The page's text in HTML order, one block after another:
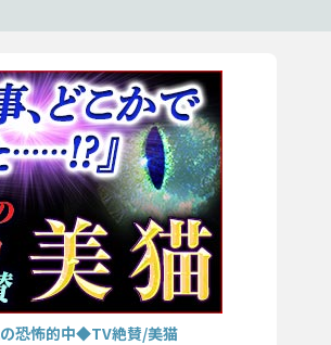
恐怖的中◆TV絶賛/美猫